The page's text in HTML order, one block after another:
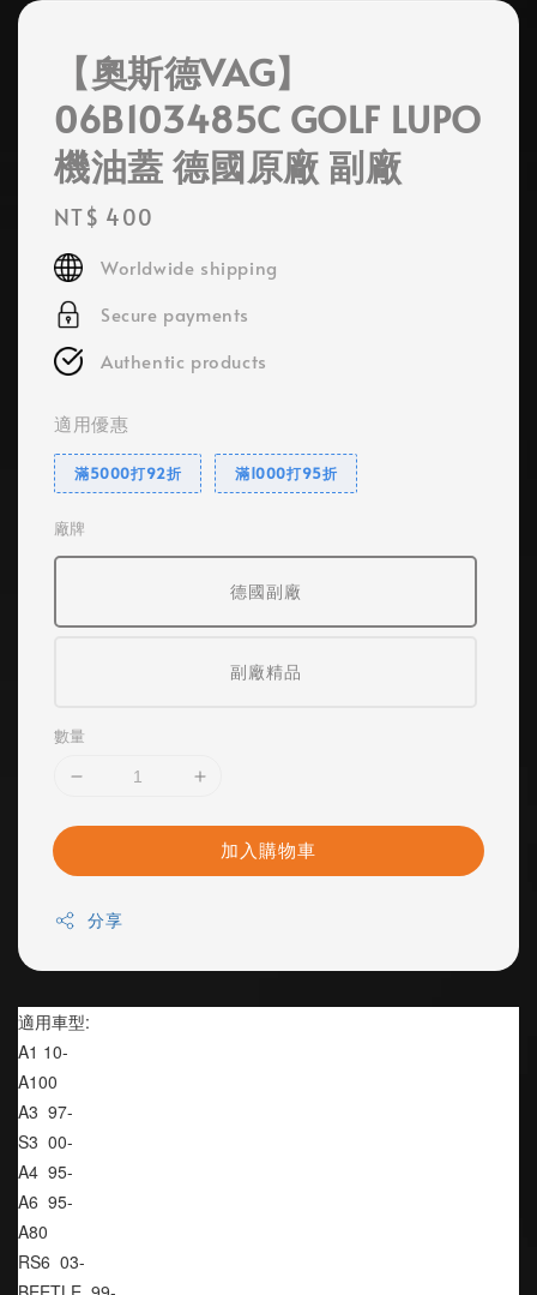
【奧斯德VAG】
06B103485C GOLF LUPO
機油蓋 德國原廠 副廠
Regular
price
NT$ 400
Worldwide shipping
Secure payments
Authentic products
適用優惠
滿5000打92折 滿1000打95折
廠牌
德國副廠
副廠精品
數量
加入購物車
分享
適用車型:
A1 10-
A100
A3  97-
S3  00-
A4  95-
A6  95-
A80
RS6  03-